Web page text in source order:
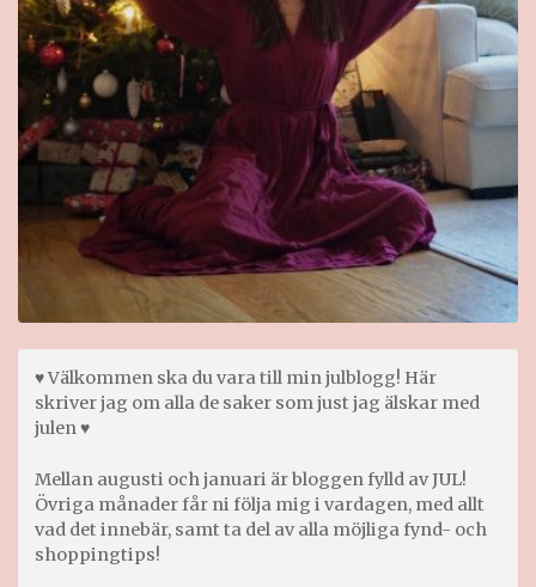
♥ Välkommen ska du vara till min julblogg! Här
skriver jag om alla de saker som just jag älskar med
julen ♥
Mellan augusti och januari är bloggen fylld av JUL!
Övriga månader får ni följa mig i vardagen, med allt
vad det innebär, samt ta del av alla möjliga fynd- och
shoppingtips!